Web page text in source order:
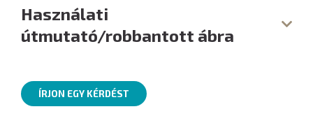
Használati
útmutató/robbantott ábra
ÍRJON EGY KÉRDÉST